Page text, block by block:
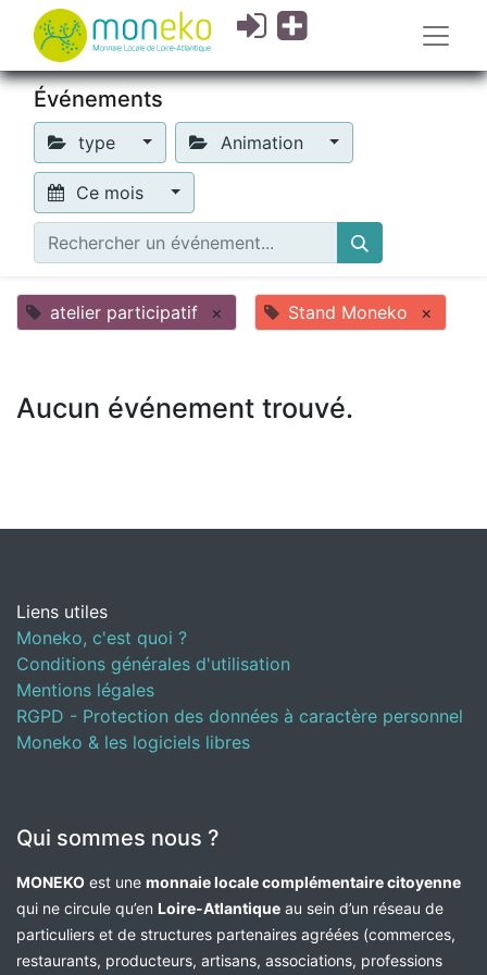
Événements
type Animation
Ce mois
atelier participatif × Stand Moneko ×
Aucun événement trouvé.
Liens utiles
Moneko, c'est quoi ?
Conditions générales d'utilisation
Mentions légales
RGPD - Protection des données à caractère personnel
Moneko & les logiciels libres
Qui sommes nous ?
MONEKO est une monnaie locale complémentaire citoyenne
qui ne circule qu’en Loire-Atlantique au sein d’un réseau de
particuliers et de structures partenaires agréées (commerces,
restaurants, producteurs, artisans, associations, professions